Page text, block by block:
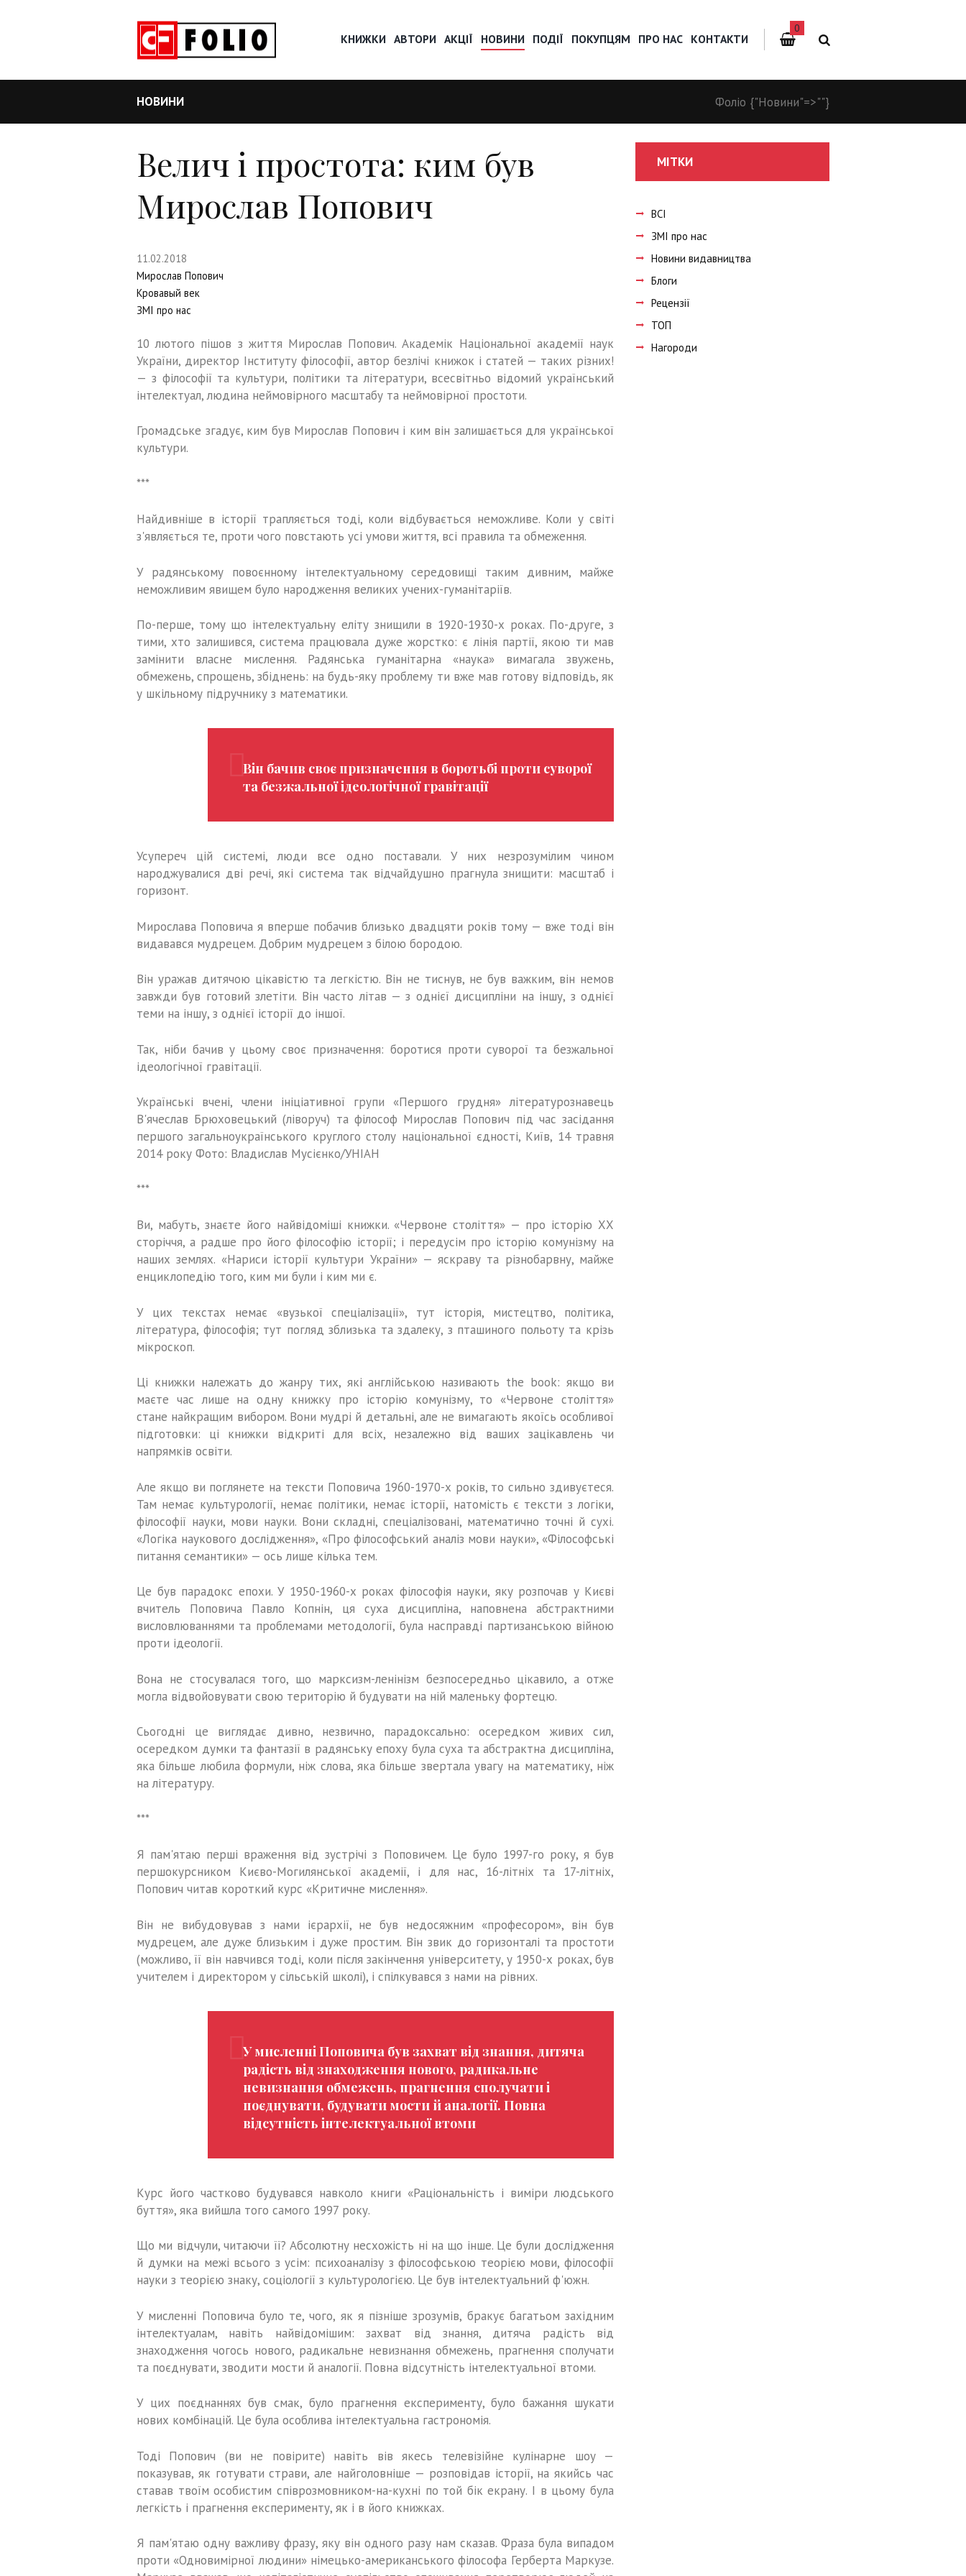
КНИЖКИ АВТОРИ АКЦІЇ НОВИНИ ПОДІЇ ПОКУПЦЯМ ПРО НАС КОНТАКТИ
0
НОВИНИ Фоліо {"Новини"=>""}
Велич і простота: ким був
Мирослав Попович
11.02.2018
Мирослав Попович
Кровавый век
ЗМІ про нас
10 лютого пішов з життя Мирослав Попович. Академік Національної академії наук
України, директор Інституту філософії, автор безлічі книжок і статей — таких різних!
— з філософії та культури, політики та літератури, всесвітньо відомий український
інтелектуал, людина неймовірного масштабу та неймовірної простоти.
Громадське згадує, ким був Мирослав Попович і ким він залишається для української
культури.
***
Найдивніше в історії трапляється тоді, коли відбувається неможливе. Коли у світі
з'являється те, проти чого повстають усі умови життя, всі правила та обмеження.
У радянському повоєнному інтелектуальному середовищі таким дивним, майже
неможливим явищем було народження великих учених-гуманітаріїв.
По-перше, тому що інтелектуальну еліту знищили в 1920-1930-х роках. По-друге, з
тими, хто залишився, система працювала дуже жорстко: є лінія партії, якою ти мав
замінити власне мислення. Радянська гуманітарна «наука» вимагала звужень,
обмежень, спрощень, збіднень: на будь-яку проблему ти вже мав готову відповідь, як
у шкільному підручнику з математики.
Він бачив своє призначення в боротьбі проти суворої
та безжальної ідеологічної гравітації
Усупереч цій системі, люди все одно поставали. У них незрозумілим чином
народжувалися дві речі, які система так відчайдушно прагнула знищити: масштаб і
горизонт.
Мирослава Поповича я вперше побачив близько двадцяти років тому — вже тоді він
видавався мудрецем. Добрим мудрецем з білою бородою.
Він уражав дитячою цікавістю та легкістю. Він не тиснув, не був важким, він немов
завжди був готовий злетіти. Він часто літав — з однієї дисципліни на іншу, з однієї
теми на іншу, з однієї історії до іншої.
Так, ніби бачив у цьому своє призначення: боротися проти суворої та безжальної
ідеологічної гравітації.
Українські вчені, члени ініціативної групи «Першого грудня» літературознавець
В'ячеслав Брюховецький (ліворуч) та філософ Мирослав Попович під час засідання
першого загальноукраїнського круглого столу національної єдності, Київ, 14 травня
2014 року Фото: Владислав Мусієнко/УНІАН
***
Ви, мабуть, знаєте його найвідоміші книжки. «Червоне століття» — про історію ХХ
сторіччя, а радше про його філософію історії; і передусім про історію комунізму на
наших землях. «Нариси історії культури України» — яскраву та різнобарвну, майже
енциклопедію того, ким ми були і ким ми є.
У цих текстах немає «вузької спеціалізації», тут історія, мистецтво, політика,
література, філософія; тут погляд зблизька та здалеку, з пташиного польоту та крізь
мікроскоп.
Ці книжки належать до жанру тих, які англійською називають the book: якщо ви
маєте час лише на одну книжку про історію комунізму, то «Червоне століття»
стане найкращим вибором. Вони мудрі й детальні, але не вимагають якоїсь особливої
підготовки: ці книжки відкриті для всіх, незалежно від ваших зацікавлень чи
напрямків освіти.
Але якщо ви поглянете на тексти Поповича 1960-1970-х років, то сильно здивуєтеся.
Там немає культурології, немає політики, немає історії, натомість є тексти з логіки,
філософії науки, мови науки. Вони складні, спеціалізовані, математично точні й сухі.
«Логіка наукового дослідження», «Про філософський аналіз мови науки», «Філософські
питання семантики» — ось лише кілька тем.
Це був парадокс епохи. У 1950-1960-х роках філософія науки, яку розпочав у Києві
вчитель Поповича Павло Копнін, ця суха дисципліна, наповнена абстрактними
висловлюваннями та проблемами методології, була насправді партизанською війною
проти ідеології.
Вона не стосувалася того, що марксизм-ленінізм безпосередньо цікавило, а отже
могла відвойовувати свою територію й будувати на ній маленьку фортецю.
Сьогодні це виглядає дивно, незвично, парадоксально: осередком живих сил,
осередком думки та фантазії в радянську епоху була суха та абстрактна дисципліна,
яка більше любила формули, ніж слова, яка більше звертала увагу на математику, ніж
на літературу.
***
Я пам'ятаю перші враження від зустрічі з Поповичем. Це було 1997-го року, я був
першокурсником Києво-Могилянської академії, і для нас, 16-літніх та 17-літніх,
Попович читав короткий курс «Критичне мислення».
Він не вибудовував з нами ієрархії, не був недосяжним «професором», він був
мудрецем, але дуже близьким і дуже простим. Він звик до горизонталі та простоти
(можливо, її він навчився тоді, коли після закінчення університету, у 1950-х роках, був
учителем і директором у сільській школі), і спілкувався з нами на рівних.
У мисленні Поповича був захват від знання, дитяча
радість від знаходження нового, радикальне
невизнання обмежень, прагнення сполучати і
поєднувати, будувати мости й аналогії. Повна
відсутність інтелектуальної втоми
Курс його частково будувався навколо книги «Раціональність і виміри людського
буття», яка вийшла того самого 1997 року.
Що ми відчули, читаючи її? Абсолютну несхожість ні на що інше. Це були дослідження
й думки на межі всього з усім: психоаналізу з філософською теорією мови, філософії
науки з теорією знаку, соціології з культурологією. Це був інтелектуальний ф'южн.
У мисленні Поповича було те, чого, як я пізніше зрозумів, бракує багатьом західним
інтелектуалам, навіть найвідомішим: захват від знання, дитяча радість від
знаходження чогось нового, радикальне невизнання обмежень, прагнення сполучати
та поєднувати, зводити мости й аналогії. Повна відсутність інтелектуальної втоми.
У цих поєднаннях був смак, було прагнення експерименту, було бажання шукати
нових комбінацій. Це була особлива інтелектуальна гастрономія.
Тоді Попович (ви не повірите) навіть вів якесь телевізійне кулінарне шоу —
показував, як готувати страви, але найголовніше — розповідав історії, на якийсь час
ставав твоїм особистим співрозмовником-на-кухні по той бік екрану. І в цьому була
легкість і прагнення експерименту, як і в його книжках.
Я пам'ятаю одну важливу фразу, яку він одного разу нам сказав. Фраза була випадом
проти «Одновимірної людини» німецько-американського філософа Герберта Маркузе.
МІТКИ
ВСІ
ЗМІ про нас
Новини видавництва
Блоги
Рецензії
ТОП
Нагороди